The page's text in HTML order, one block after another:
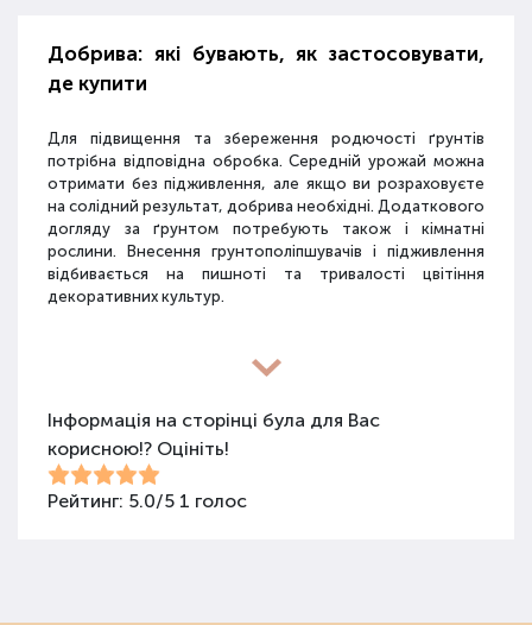
Добрива: які бувають, як застосовувати,
де купити
Для підвищення та збереження родючості ґрунтів
потрібна відповідна обробка. Середній урожай можна
отримати без підживлення, але якщо ви розраховуєте
на солідний результат, добрива необхідні. Додаткового
догляду за ґрунтом потребують також і кімнатні
рослини. Внесення грунтополіпшувачів і підживлення
відбивається на пишноті та тривалості цвітіння
декоративних культур.
Різновиди засобів для покращення
Для покращення поживних якостей ґрунту
використовуються різні види засобів: мінеральні
добрива, органічні суміші, засоби змішаного типу,
Інформація на сторінці була для Вас
корисною!? Оцініть!
Рейтинг: 5.0/5 1 голос